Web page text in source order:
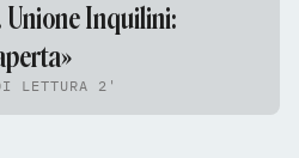
Inquilini:
LETTURA 2'